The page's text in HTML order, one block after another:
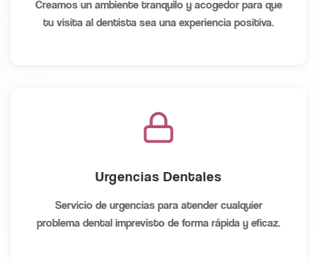
Creamos un ambiente tranquilo y acogedor para que
tu visita al dentista sea una experiencia positiva.
Urgencias Dentales
Servicio de urgencias para atender cualquier
problema dental imprevisto de forma rápida y eficaz.